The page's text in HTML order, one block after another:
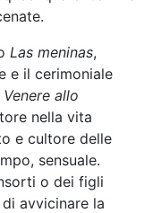
Las meninas,
e il cerimoniale
Venere allo
nella vita
e cultore delle
sensuale.
o dei figli
avvicinare la